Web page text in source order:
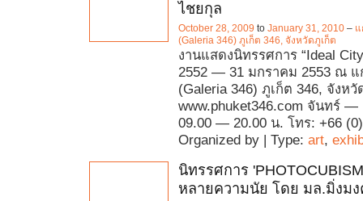
ไชยกุล
October 28, 2009 to January 31, 2010 – แ
(Galeria 346) ภูเก็ต 346, จังหวัดภูเก็ต
งานแสดงนิทรรศการ “Ideal
2552 — 31 มกราคม 2553 ณ แ
(Galeria 346) ภูเก็ต 346, จังหวั
www.phuket346.com จันทร์ —
09.00 — 20.00 น. โทร: +66
Organized by | Type: art,
นิทรรศการ
หลายความนัย โดย มล.มิ่งม